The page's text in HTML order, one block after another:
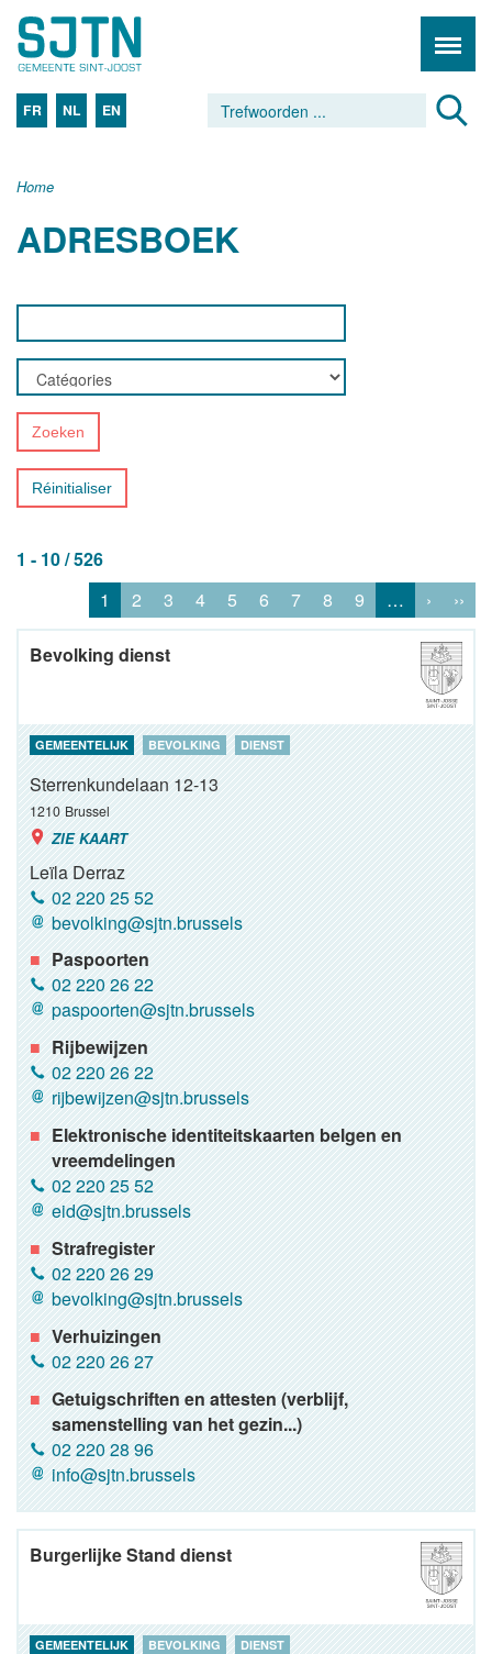
FR NL EN
Home
ADRESBOEK
Zoeken
Réinitialiser
1 - 10 / 526
1
2 3 4 5 6 7 8 9 … › ››
Bevolking dienst
GEMEENTELIJK BEVOLKING DIENST
Sterrenkundelaan 12-13
1210 Brussel
ZIE KAART
Leïla Derraz
02 220 25 52
bevolking@sjtn.brussels
Paspoorten
02 220 26 22
paspoorten@sjtn.brussels
Rijbewijzen
02 220 26 22
rijbewijzen@sjtn.brussels
Elektronische identiteitskaarten belgen en
vreemdelingen
02 220 25 52
eid@sjtn.brussels
Strafregister
02 220 26 29
bevolking@sjtn.brussels
Verhuizingen
02 220 26 27
Getuigschriften en attesten (verblijf,
samenstelling van het gezin...)
02 220 28 96
info@sjtn.brussels
Burgerlijke Stand dienst
GEMEENTELIJK BEVOLKING DIENST